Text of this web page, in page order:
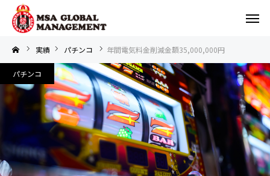
実績 パチンコ 年間電気料金削減金額35,000,000円
パチンコ